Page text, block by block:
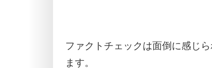
ファクトチェックは面倒に感じ
ます。